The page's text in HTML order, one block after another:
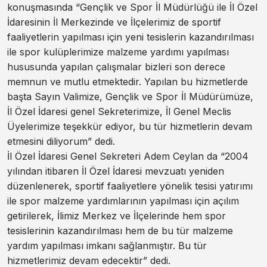
konuşmasında “Gençlik ve Spor İl Müdürlüğü ile İl Özel
İdaresinin İl Merkezinde ve İlçelerimiz de sportif
faaliyetlerin yapılması için yeni tesislerin kazandırılması
ile spor kulüplerimize malzeme yardımı yapılması
hususunda yapılan çalışmalar bizleri son derece
memnun ve mutlu etmektedir. Yapılan bu hizmetlerde
başta Sayın Valimize, Gençlik ve Spor İl Müdürümüze,
İl Özel İdaresi genel Sekreterimize, İl Genel Meclis
Üyelerimize teşekkür ediyor, bu tür hizmetlerin devam
etmesini diliyorum” dedi.
İl Özel İdaresi Genel Sekreteri Adem Ceylan da “2004
yılından itibaren İl Özel İdaresi mevzuatı yeniden
düzenlenerek, sportif faaliyetlere yönelik tesisi yatırımı
ile spor malzeme yardımlarının yapılması için açılım
getirilerek, İlimiz Merkez ve İlçelerinde hem spor
tesislerinin kazandırılması hem de bu tür malzeme
yardım yapılması imkanı sağlanmıştır. Bu tür
hizmetlerimiz devam edecektir” dedi.